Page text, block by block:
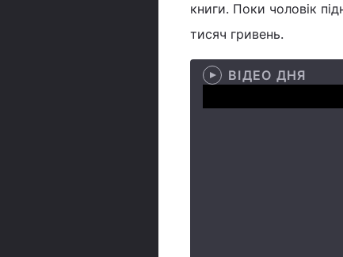
книги. Поки чоловік
тисяч гривень.
ВІДЕО ДНЯ